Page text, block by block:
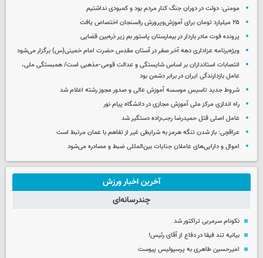
مومنی: دولت در دوران جنگ کنار مردم بود و کمبودی نداشتیم
۲۵ میلیارد تومان برای آموزش‌وپرورش رفسنجان اختصاص یافت
پرونده فوت مادر باردار در بیمارستان پاستور بم زیر ذره‌بین قضایی
ویژه‌برنامه عزاداری دهه آخر صفر در آستان مقدس حضرت امام خمینی(س) برگزار می‌شود
انتصابات استانداران بر اساس شایستگی و عدالت قومی-مذهبی است/ همبستگی ملی،
عامل بازدارندگی ایران در برابر دشمن بود
شروط جدید تاسیس موسسه آموزش عالی و صدور مجوز رشته اعلام شد
راه اندازی مرکز ملی آموزش مجازی در دانشگاه پیام نور
عامل اصلی قتل حمیدرضا رجب‌زاده دستگیر شد
عراقچی: باز شدن تنگه هرمز به شرایطی غیر از تفاهم با عمان مرتبط است
اموال و دارایی‌های عاملان جنایات بین‌المللی ضبط و مصادره می‌شود
آخرین اخبار ورزش
چندرسانه‌ای
نکونام سرمربی تراکتور شد
بیانیه تند فیفا در دفاع از آقای رئیس!
امیرحسین طاهری به پرسپولیس پیوست